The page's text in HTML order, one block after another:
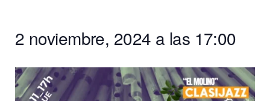
2 noviembre, 2024 a las 17:00